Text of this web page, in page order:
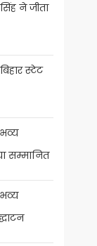
ने जीता
स्टेट
सम्मानित